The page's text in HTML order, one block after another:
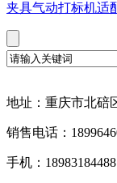
夹具气动打标机适
地址：重庆市北碚
销售电话：
手机：18983184488